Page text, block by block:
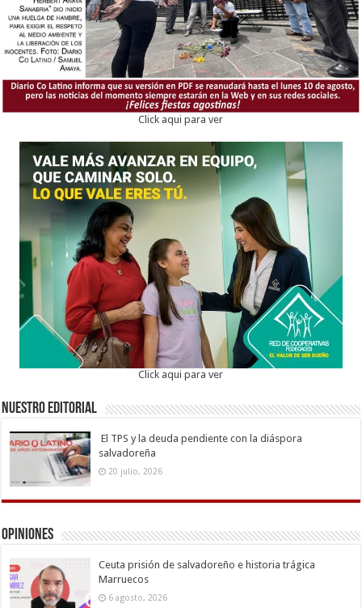
Click aqui para ver
Click aqui para ver
Nuestro Editorial
El TPS y la deuda pendiente con la diáspora
salvadoreña
20 julio, 2026
Opiniones
Ceuta prisión de salvadoreño e historia trágica
Marruecos
6 agosto, 2026